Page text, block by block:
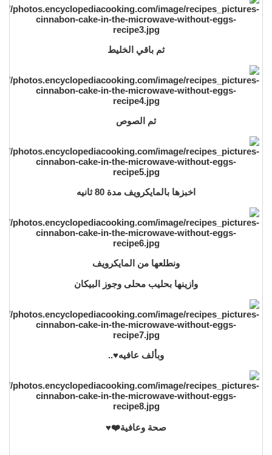
ثم باقي الخليط
ثم الصوص
اخبزها بالمايكرويف مدة 80 ثانيه
ونطلعها من المايكرويف
وازينها بحليب محلى وجوز البيكان
وبألف عافيه♥️..
صحة وعافية❤️♥️